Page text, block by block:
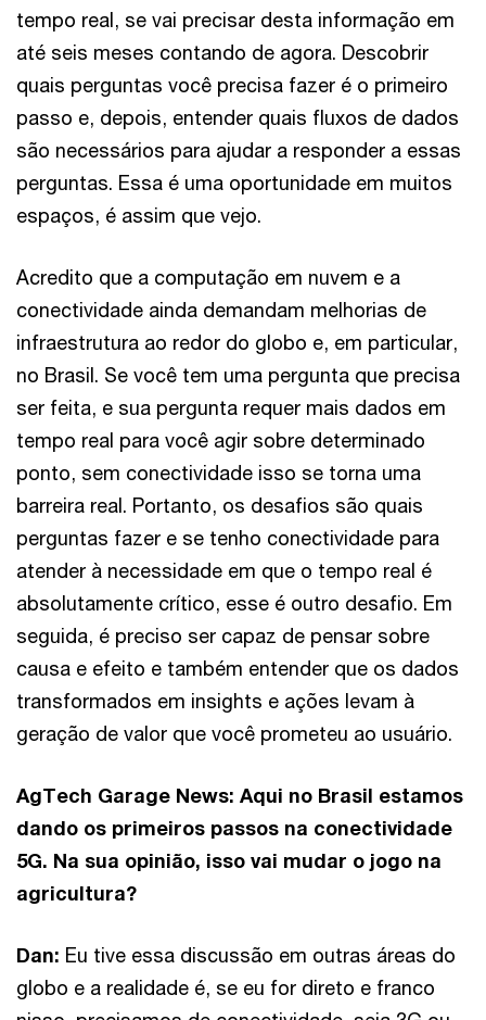
tempo real, se vai precisar desta informação em
até seis meses contando de agora. Descobrir
quais perguntas você precisa fazer é o primeiro
passo e, depois, entender quais fluxos de dados
são necessários para ajudar a responder a essas
perguntas. Essa é uma oportunidade em muitos
espaços, é assim que vejo.
Acredito que a computação em nuvem e a
conectividade ainda demandam melhorias de
infraestrutura ao redor do globo e, em particular,
no Brasil. Se você tem uma pergunta que precisa
ser feita, e sua pergunta requer mais dados em
tempo real para você agir sobre determinado
ponto, sem conectividade isso se torna uma
barreira real. Portanto, os desafios são quais
perguntas fazer e se tenho conectividade para
atender à necessidade em que o tempo real é
absolutamente crítico, esse é outro desafio. Em
seguida, é preciso ser capaz de pensar sobre
causa e efeito e também entender que os dados
transformados em insights e ações levam à
geração de valor que você prometeu ao usuário.
AgTech Garage News: Aqui no Brasil estamos
dando os primeiros passos na conectividade
5G. Na sua opinião, isso vai mudar o jogo na
agricultura?
Dan: Eu tive essa discussão em outras áreas do
globo e a realidade é, se eu for direto e franco